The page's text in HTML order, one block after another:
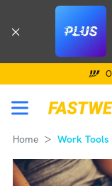
Home Work Tools